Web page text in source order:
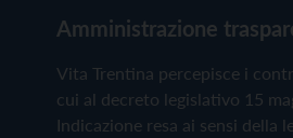
Amministrazione
Vita Trentina percepisce i
cui al decreto legislativo 15
Indicazione resa ai sensi della